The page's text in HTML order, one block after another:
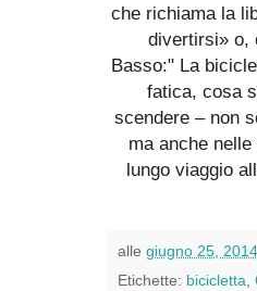
che richiama la
divertirsi» o,
Basso:" La
fatica, cosa
scendere – non
ma anche
lungo viaggio
alle giugno 25, 2014
Etichette: bicicletta